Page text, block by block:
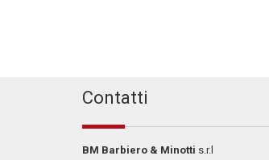
Contatti
BM Barbiero & Minotti s.r.l